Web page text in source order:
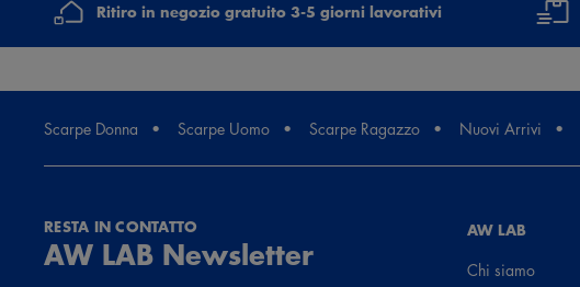
Ritiro in negozio gratuito 3-5 giorni lavorativi
Scarpe Donna Scarpe Uomo Scarpe Ragazzo Nuovi Arrivi
RESTA IN CONTATTO
AW LAB Newsletter
AW LAB
Chi siamo